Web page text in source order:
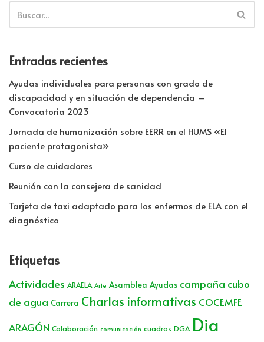
Entradas recientes
Ayudas individuales para personas con grado de
discapacidad y en situación de dependencia –
Convocatoria 2023
Jornada de humanización sobre EERR en el HUMS «El
paciente protagonista»
Curso de cuidadores
Reunión con la consejera de sanidad
Tarjeta de taxi adaptado para los enfermos de ELA con el
diagnóstico
Etiquetas
Actividades ARAELA Arte Asamblea Ayudas campaña cubo
de agua Carrera Charlas informativas COCEMFE
ARAGÓN Colaboración comunicación cuadros DGA Dia